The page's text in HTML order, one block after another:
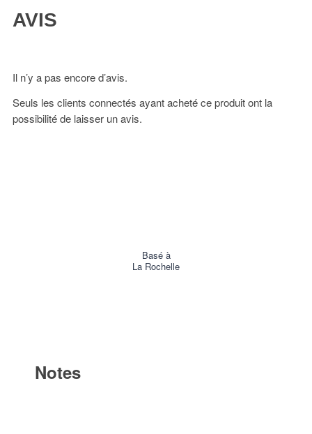
AVIS
Il n’y a pas encore d’avis.
Seuls les clients connectés ayant acheté ce produit ont la
possibilité de laisser un avis.
Basé à
La Rochelle
Notes